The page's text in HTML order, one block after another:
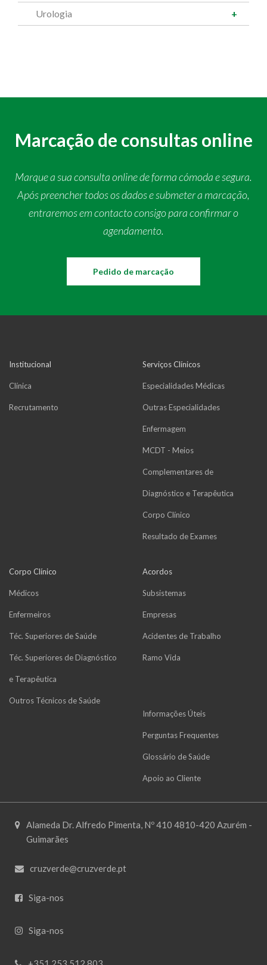
Urologia
Marcação de consultas online
Marque a sua consulta online de forma cómoda e segura.
Após preencher todos os dados e submeter a marcação,
entraremos em contacto consigo para confirmar o
agendamento.
Pedido de marcação
Institucional
Clínica
Recrutamento
Serviços Clínicos
Especialidades Médicas
Outras Especialidades
Enfermagem
MCDT - Meios
Complementares de
Diagnóstico e Terapêutica
Corpo Clínico
Resultado de Exames
Corpo Clínico
Médicos
Enfermeiros
Téc. Superiores de Saúde
Téc. Superiores de Diagnóstico
e Terapêutica
Outros Técnicos de Saúde
Acordos
Subsistemas
Empresas
Acidentes de Trabalho
Ramo Vida
Informações Úteis
Perguntas Frequentes
Glossário de Saúde
Apoio ao Cliente
Alameda Dr. Alfredo Pimenta, Nº 410 4810-420 Azurém -
Guimarães
cruzverde@cruzverde.pt
Siga-nos
Siga-nos